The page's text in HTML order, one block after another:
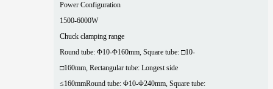
Power Configuration
1500-6000W
Chuck clamping range
Round tube: Φ10-Φ160mm, Square tube: □10-
□160mm, Rectangular tube: Longest side
≤160mmRound tube: Φ10-Φ240mm, Square tube: